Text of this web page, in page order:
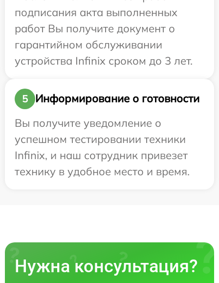
подписания акта выполненных
работ Вы получите документ о
гарантийном обслуживании
устройства Infinix сроком до 3 лет.
5
Информирование о готовности
Вы получите уведомление о
успешном тестировании техники
Infinix, и наш сотрудник привезет
технику в удобное место и время.
Нужна консультация?